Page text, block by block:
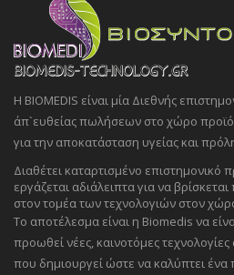
Η BIOMEDIS είναι μία Διεθνής
άπ`ευθείας πωλήσεων στο χώρο
για την αποκατάσταση υγείας και
Διαθέτει καταρτισμένο επιστημονικό
εργάζεται αδιάλειπτα για να
στον τομέα των τεχνολογιών στον
Το αποτέλεσμα είναι η Biomedis να
προωθεί νέες, καινοτόμες
που δημιουργεί ώστε να καλύπτει